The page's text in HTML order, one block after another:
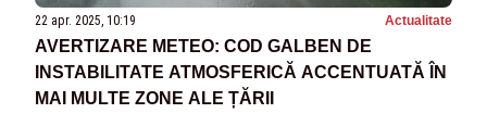
22 apr. 2025, 10:19 Actualitate
AVERTIZARE METEO: COD GALBEN DE
INSTABILITATE ATMOSFERICĂ ACCENTUATĂ ÎN
MAI MULTE ZONE ALE ȚĂRII